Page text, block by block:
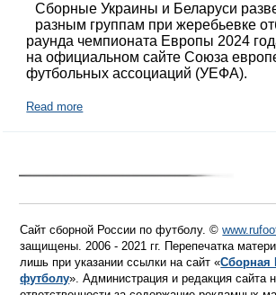
Сборные Украины и Беларуси
разным группам при жеребьевке
раунда чемпионата Европы 2024
на официальном сайте Союза
футбольных ассоциаций (УЕФА).
Read more
Сайт сборной России по футболу. ©
защищены. 2006 - 2021 гг. Перепечатка
лишь при указании ссылки на сайт «Сборная
футболу». Администрация и редакция сайта